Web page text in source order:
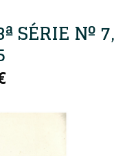
SÉRIE Nº 7,